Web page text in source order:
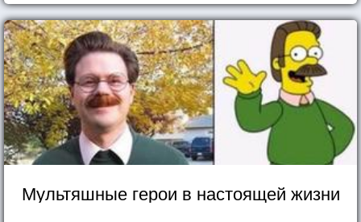
Мультяшные герои в настоящей жизни